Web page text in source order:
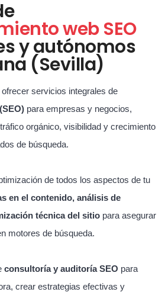
web SEO
y autónomos
(Sevilla)
servicios integrales de
para empresas y negocios,
orgánico, visibilidad y crecimiento
de búsqueda.
de todos los aspectos de tu
en el contenido, análisis de
técnica del sitio para asegurar
motores de búsqueda.
consultoría y auditoría SEO para
crear estrategias efectivas y